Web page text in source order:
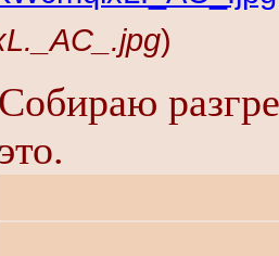
)
Собираю
это.